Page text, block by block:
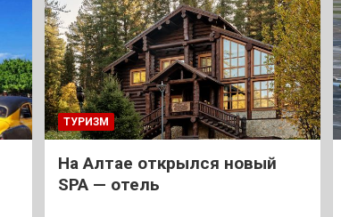
ТУРИЗМ
На Алтае открылся новый
SPA — отель